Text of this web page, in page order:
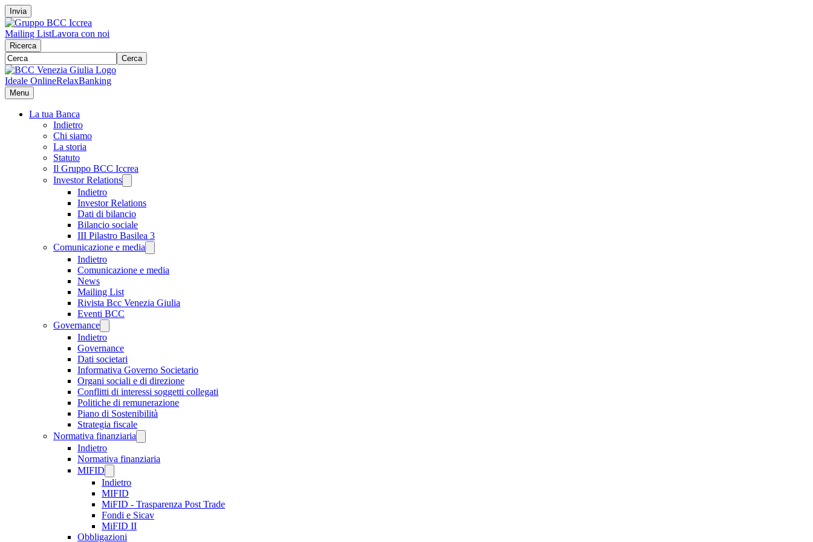
Invia
Mailing ListLavora con noi
Ricerca
Cerca
Ideale OnlineRelaxBanking
Menu
La tua Banca
Indietro
Chi siamo
La storia
Statuto
Il Gruppo BCC Iccrea
Investor Relations
Indietro
Investor Relations
Dati di bilancio
Bilancio sociale
III Pilastro Basilea 3
Comunicazione e media
Indietro
Comunicazione e media
News
Mailing List
Rivista Bcc Venezia Giulia
Eventi BCC
Governance
Indietro
Governance
Dati societari
Informativa Governo Societario
Organi sociali e di direzione
Conflitti di interessi soggetti collegati
Politiche di remunerazione
Piano di Sostenibilità
Strategia fiscale
Normativa finanziaria
Indietro
Normativa finanziaria
MIFID
Indietro
MIFID
MiFID - Trasparenza Post Trade
Fondi e Sicav
MiFID II
Obbligazioni